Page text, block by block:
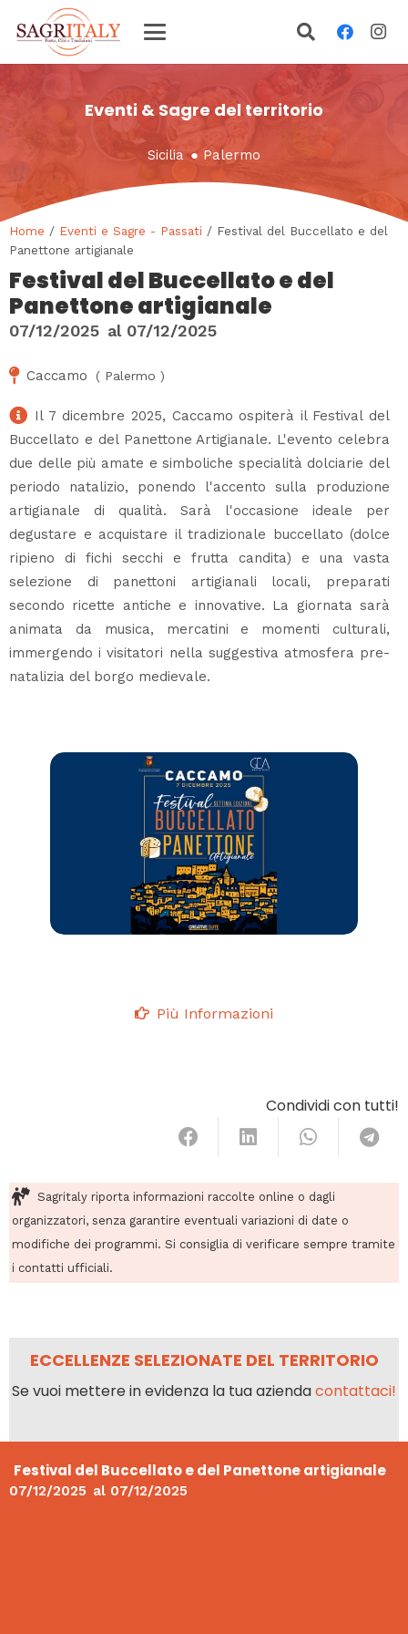
Eventi & Sagre del territorio
Sicilia ● Palermo
Home / Eventi e Sagre - Passati / Festival del Buccellato e del
Panettone artigianale
Festival del Buccellato e del
Panettone artigianale
07/12/2025 al 07/12/2025
Caccamo ( Palermo )
Il 7 dicembre 2025, Caccamo ospiterà il Festival del
Buccellato e del Panettone Artigianale. L'evento celebra
due delle più amate e simboliche specialità dolciarie del
periodo natalizio, ponendo l'accento sulla produzione
artigianale di qualità. Sarà l'occasione ideale per
degustare e acquistare il tradizionale buccellato (dolce
ripieno di fichi secchi e frutta candita) e una vasta
selezione di panettoni artigianali locali, preparati
secondo ricette antiche e innovative. La giornata sarà
animata da musica, mercatini e momenti culturali,
immergendo i visitatori nella suggestiva atmosfera pre-
natalizia del borgo medievale.
Più Informazioni
Condividi con tutti!
Sagritaly riporta informazioni raccolte online o dagli
organizzatori, senza garantire eventuali variazioni di date o
modifiche dei programmi. Si consiglia di verificare sempre tramite
i contatti ufficiali.
ECCELLENZE SELEZIONATE DEL TERRITORIO
Se vuoi mettere in evidenza la tua aziendacontattaci!
Festival del Buccellato e del Panettone artigianale
07/12/2025 al 07/12/2025